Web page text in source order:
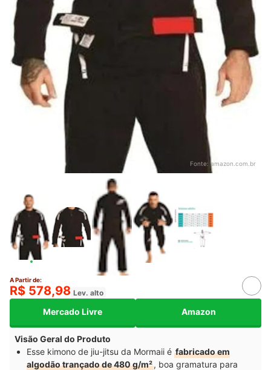
Fonte:amazon.com.br
A Partir de:
R$ 578,98 Lev. alto
Mercado Livre Amazon
Visão Geral do Produto
Esse kimono de jiu-jitsu da Mormaii é fabricado em
algodão trançado de 480 g/m², boa gramatura para